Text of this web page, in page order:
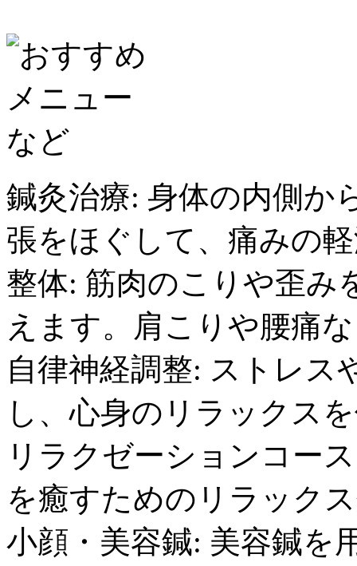
鍼灸治療: 身体の内側か
張をほぐして、痛みの
整体: 筋肉のこりや歪み
えます。肩こりや腰痛
自律神経調整: ストレス
し、心身のリラックス
リラクゼーションコー
を癒すためのリラック
小顔・美容鍼: 美容鍼を